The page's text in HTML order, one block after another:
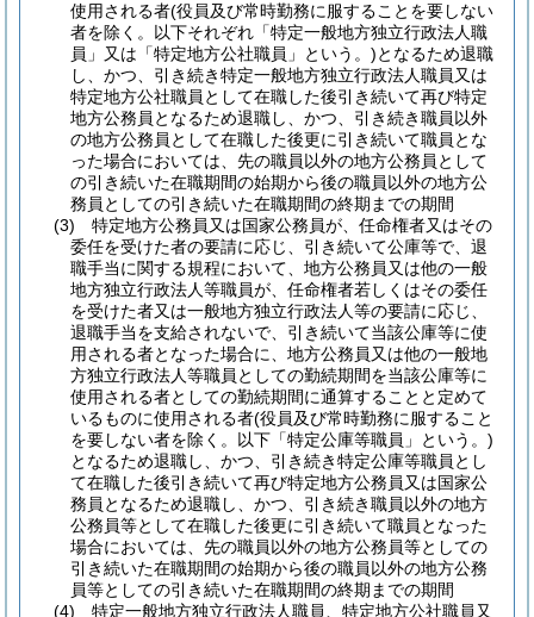
使用される者(役員及び常時勤務に服することを要しない
者を除く。以下それぞれ「特定一般地方独立行政法人職
員」又は「特定地方公社職員」という。)となるため退職
し、かつ、引き続き特定一般地方独立行政法人職員又は
特定地方公社職員として在職した後引き続いて再び特定
地方公務員となるため退職し、かつ、引き続き職員以外
の地方公務員として在職した後更に引き続いて職員とな
った場合においては、先の職員以外の地方公務員として
の引き続いた在職期間の始期から後の職員以外の地方公
務員としての引き続いた在職期間の終期までの期間
(3)
特定地方公務員又は国家公務員が、任命権者又はその
委任を受けた者の要請に応じ、引き続いて公庫等で、退
職手当に関する規程において、地方公務員又は他の一般
地方独立行政法人等職員が、任命権者若しくはその委任
を受けた者又は一般地方独立行政法人等の要請に応じ、
退職手当を支給されないで、引き続いて当該公庫等に使
用される者となった場合に、地方公務員又は他の一般地
方独立行政法人等職員としての勤続期間を当該公庫等に
使用される者としての勤続期間に通算することと定めて
いるものに使用される者(役員及び常時勤務に服すること
を要しない者を除く。以下「特定公庫等職員」という。)
となるため退職し、かつ、引き続き特定公庫等職員とし
て在職した後引き続いて再び特定地方公務員又は国家公
務員となるため退職し、かつ、引き続き職員以外の地方
公務員等として在職した後更に引き続いて職員となった
場合においては、先の職員以外の地方公務員等としての
引き続いた在職期間の始期から後の職員以外の地方公務
員等としての引き続いた在職期間の終期までの期間
(4)
特定一般地方独立行政法人職員、特定地方公社職員又